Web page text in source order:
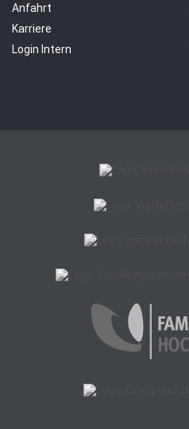
Anfahrt
Karriere
Login Intern